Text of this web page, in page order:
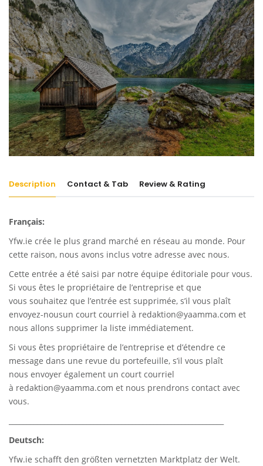
Description Contact & Tab Review & Rating
Français:
Yfw.ie crée le plus grand marché en réseau au monde. Pour
cette raison, nous avons inclus votre adresse avec nous.
Cette entrée a été saisi par notre équipe éditoriale pour vous.
Si vous êtes le propriétaire de l’entreprise et que
vous souhaitez que l’entrée est supprimée, s’il vous plaît
envoyez-nousun court courriel à redaktion@yaamma.com et
nous allons supprimer la liste immédiatement.
Si vous êtes propriétaire de l’entreprise et d’étendre ce
message dans une revue du portefeuille, s’il vous plaît
nous envoyer également un court courriel
à redaktion@yaamma.com et nous prendrons contact avec
vous.
Deutsch:
Yfw.ie schafft den größten vernetzten Marktplatz der Welt.